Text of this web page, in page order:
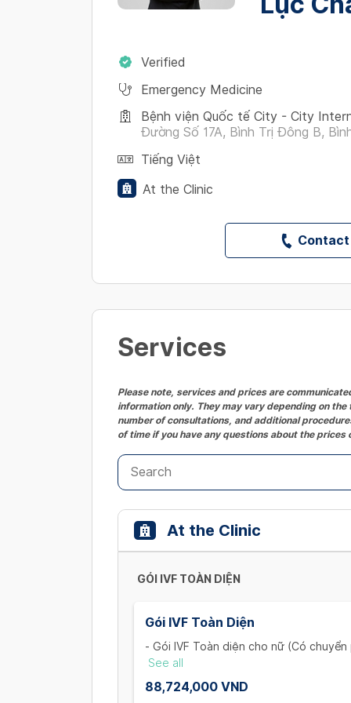
Verified
Emergency Medicine
Bệnh viện Quốc tế City - City
Đường Số 17A, Bình Trị Đông B,
Tiếng Việt
At the Clinic
Services
Please note, services and prices are
information only. They may vary depending on
number of consultations, and additional
of time if you have any questions about the prices
At the Clinic
GÓI IVF TOÀN DIỆN
Gói IVF Toàn Diện
- Gói IVF Toàn diện cho nữ (Có
+ Khám và xét nghiệm ban đầu cho
đạo, trọn bộ xét nghiệm máu (1 Lần)
+ Thăm khám và theo dõi nang noãn:
See all
88,724,000 VND